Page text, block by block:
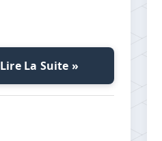
Lire La Suite »